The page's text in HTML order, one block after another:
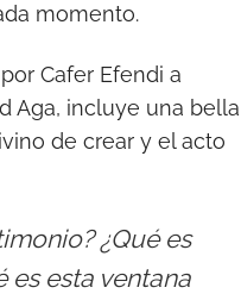
momento.
Cafer Efendi a
Aga, incluye una
de crear y el acto
¿Qué es
es esta ventana